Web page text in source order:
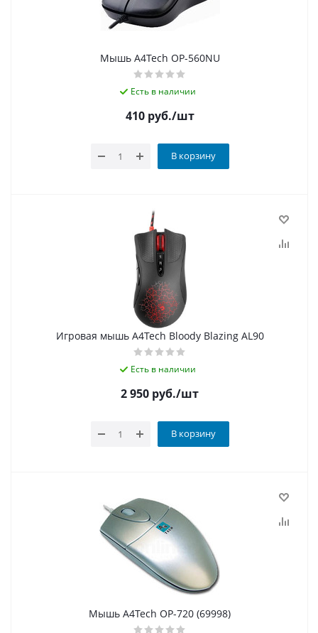
Мышь A4Tech OP-560NU
Есть в наличии
410руб./шт
В корзину
Игровая мышь A4Tech Bloody Blazing AL90
Есть в наличии
2 950 руб./шт
В корзину
Мышь A4Tech OP-720 (69998)